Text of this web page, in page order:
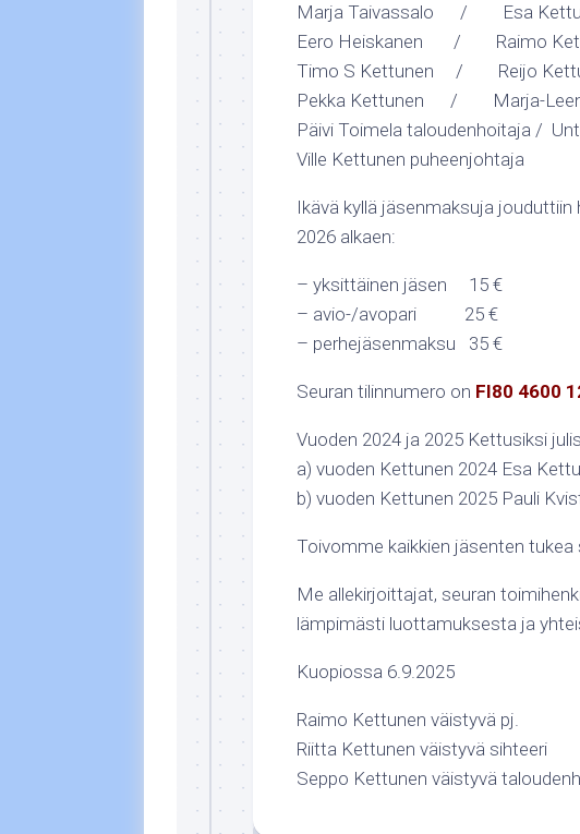
Marja Taivassalo / Esa
Eero Heiskanen / Raimo
Timo S Kettunen / Reijo
Pekka Kettunen / Marja-
Päivi Toimela taloudenhoitaja /
Ville Kettunen puheenjohtaja
Ikävä kyllä jäsenmaksuja
2026 alkaen:
– yksittäinen jäsen 15 €
– avio-/avopari 25 €
– perhejäsenmaksu 35 €
Seuran tilinnumero on FI80 4600
Vuoden 2024 ja 2025 Kettusiksi
a) vuoden Kettunen 2024 Esa
b) vuoden Kettunen 2025 Pauli
Toivomme kaikkien jäsenten tukea
Me allekirjoittajat, seuran
lämpimästi luottamuksesta ja
Kuopiossa 6.9.2025
Raimo Kettunen väistyvä pj.
Riitta Kettunen väistyvä sihteeri
Seppo Kettunen väistyvä